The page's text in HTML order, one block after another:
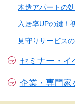
木造アパートの
入居率UPの鍵！
見守りサービス
セミナー・イ
企業・専門家